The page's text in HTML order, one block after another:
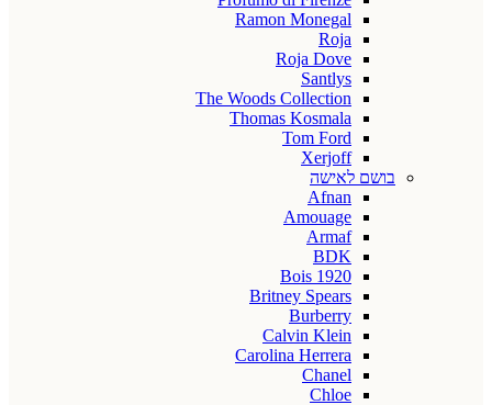
Ramon Monegal
Roja
Roja Dove
Santlys
The Woods Collection
Thomas Kosmala
Tom Ford
Xerjoff
בושם לאישה
Afnan
Amouage
Armaf
BDK
Bois 1920
Britney Spears
Burberry
Calvin Klein
Carolina Herrera
Chanel
Chloe